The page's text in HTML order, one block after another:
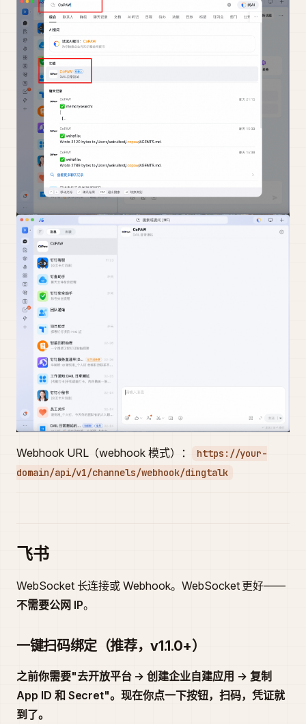
Webhook URL（webhook 模式）：
https://your-
domain/api/v1/channels/webhook/dingtalk
飞书
WebSocket 长连接或 Webhook。WebSocket 更好——
不需要公网 IP。
一键扫码绑定（推荐，v1.1.0+）
之前你需要"去开放平台 → 创建企业自建应用 → 复制
App ID 和 Secret"。现在你点一下按钮，扫码，凭证就
到了。